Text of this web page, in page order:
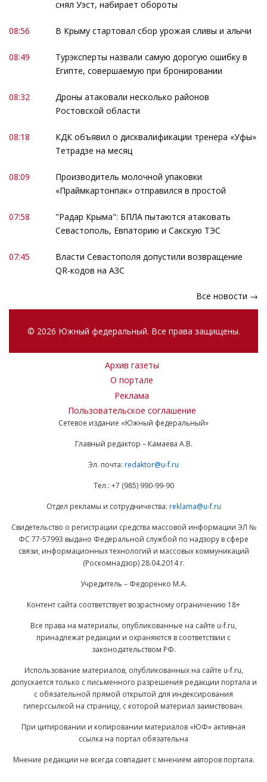
снял Уэст, набирает обороты
08:56 В Крыму стартовал сбор урожая сливы и алычи
08:49
Турэксперты назвали самую дорогую ошибку в
Египте, совершаемую при бронировании
08:32
Дроны атаковали несколько районов
Ростовской области
08:18
КДК объявил о дисквалификации тренера «Уфы»
Тетрадзе на месяц
08:09
Производитель молочной упаковки
«Праймкартонпак» отправился в простой
07:58
"Радар Крыма": БПЛА пытаются атаковать
Севастополь, Евпаторию и Сакскую ТЭС
07:45
Власти Севастополя допустили возвращение
QR-кодов на АЗС
Все новости →
© 2026 Южный федеральный. Все права защищены.
Архив газеты
О портале
Реклама
Пользовательское соглашение
Сетевое издание «Южный федеральный»
Главный редактор – Камаева А.В.
Эл. почта: redaktor@u-f.ru
Тел.: +7 (985) 990-99-90
Отдел рекламы и сотрудничества: reklama@u-f.ru
Свидетельство о регистрации средства массовой информации ЭЛ №
ФС 77-57993 выдано Федеральной службой по надзору в сфере
связи, информационных технологий и массовых коммуникаций
(Роскомнадзор) 28.04.2014 г.
Учредитель – Федоренко М.А.
Контент сайта соответствует возрастному ограничению 18+
Все права на материалы, опубликованные на сайте u-f.ru,
принадлежат редакции и охраняются в соответствии с
законодательством РФ.
Использование материалов, опубликованных на сайте u-f.ru,
допускается только с письменного разрешения редакции портала и
с обязательной прямой открытой для индексирования
гиперссылкой на страницу, с которой материал заимствован.
При цитировании и копировании материалов «ЮФ» активная
ссылка на портал обязательна
Мнение редакции не всегда совпадает с мнением авторов портала.